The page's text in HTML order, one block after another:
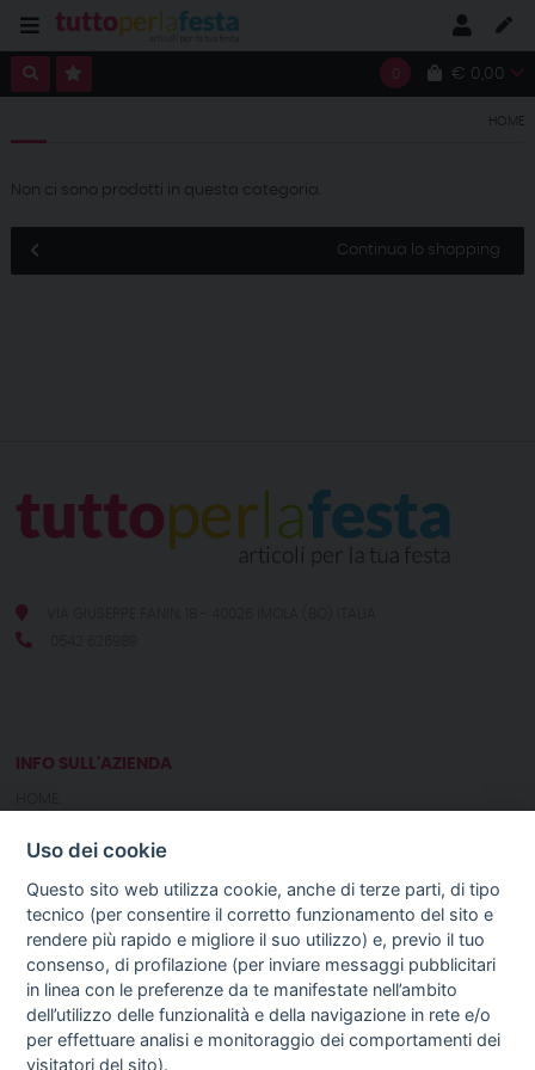
0 € 0,00
HOME
Non ci sono prodotti in questa categoria.
Continua lo shopping
INFO SULL'AZIENDA
NOTIZIE
GUIDA AGLI ACQUISTI
PROCEDURA DI ACQUISTO
DIRITTO DI RECESSO
SPEDIZIONI E COSTI
Uso dei cookie
Questo sito web utilizza cookie, anche di terze parti, di tipo
tecnico (per consentire il corretto funzionamento del sito e
rendere più rapido e migliore il suo utilizzo) e, previo il tuo
consenso, di profilazione (per inviare messaggi pubblicitari
in linea con le preferenze da te manifestate nell’ambito
dell’utilizzo delle funzionalità e della navigazione in rete e/o
per effettuare analisi e monitoraggio dei comportamenti dei
visitatori del sito).